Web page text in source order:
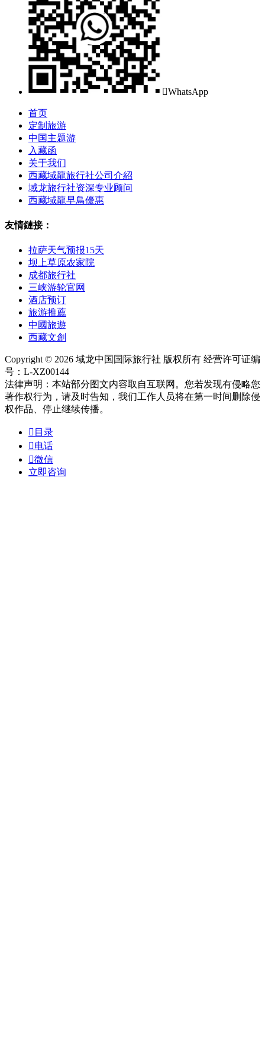
WhatsApp
首页
定制旅游
中国主题游
入藏函
关于我们
西藏域龍旅行社公司介紹
域龙旅行社资深专业顾问
西藏域龍早鳥優惠
友情鏈接：
拉萨天气预报15天
坝上草原农家院
成都旅行社
三峡游轮官网
酒店预订
旅游推薦
中國旅遊
西藏文創
Copyright © 2026 域龙中国国际旅行社 版权所有 经营许可证编
号：L-XZ00144
法律声明：本站部分图文内容取自互联网。您若发现有侵略您
著作权行为，请及时告知，我们工作人员将在第一时间删除侵
权作品、停止继续传播。
 目录
电话
微信
立即咨询